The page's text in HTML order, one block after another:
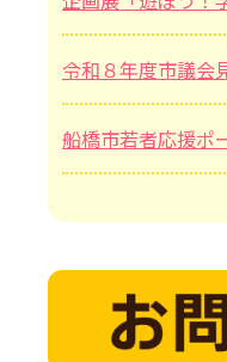
令和８年度市議会
船橋市若者応援ポ